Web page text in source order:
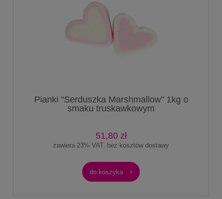
Pianki "Serduszka Marshmallow" 1kg o
smaku truskawkowym
51,80 zł
zawiera 23% VAT, bez kosztów dostawy
do koszyka